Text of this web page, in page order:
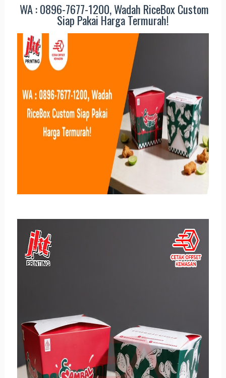
WA : 0896-7677-1200, Wadah RiceBox Custom
Siap Pakai Harga Termurah!